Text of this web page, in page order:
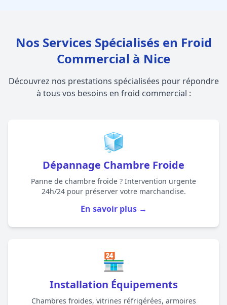
Nos Services Spécialisés en Froid
Commercial à Nice
Découvrez nos prestations spécialisées pour répondre
à tous vos besoins en froid commercial :
🧊
Dépannage Chambre Froide
Panne de chambre froide ? Intervention urgente
24h/24 pour préserver votre marchandise.
En savoir plus →
🏪
Installation Équipements
Chambres froides, vitrines réfrigérées, armoires